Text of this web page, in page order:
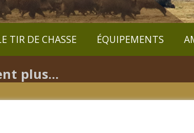
TIR DE CHASSE ÉQUIPEMENTS
plus...